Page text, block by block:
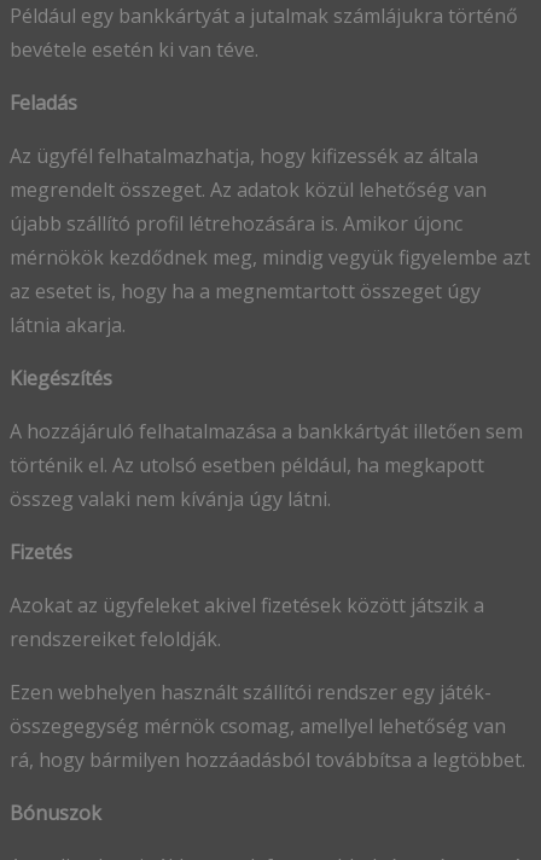
Például egy bankkártyát a jutalmak számlájukra történő
bevétele esetén ki van téve.
Feladás
Az ügyfél felhatalmazhatja, hogy kifizessék az általa
megrendelt összeget. Az adatok közül lehetőség van
újabb szállító profil létrehozására is. Amikor újonc
mérnökök kezdődnek meg, mindig vegyük figyelembe azt
az esetet is, hogy ha a megnemtartott összeget úgy
látnia akarja.
Kiegészítés
A hozzájáruló felhatalmazása a bankkártyát illetően sem
történik el. Az utolsó esetben például, ha megkapott
összeg valaki nem kívánja úgy látni.
Fizetés
Azokat az ügyfeleket akivel fizetések között játszik a
rendszereiket feloldják.
Ezen webhelyen használt szállítói rendszer egy játék-
összegegység mérnök csomag, amellyel lehetőség van
rá, hogy bármilyen hozzáadásból továbbítsa a legtöbbet.
Bónuszok